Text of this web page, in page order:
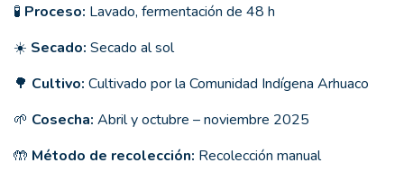
🧪 Proceso: Lavado, fermentación de 48 h
☀️ Secado: Secado al sol
🌳 Cultivo: Cultivado por la Comunidad Indígena Arhuaco
🌱 Cosecha: Abril y octubre – noviembre 2025
🤲 Método de recolección: Recolección manual